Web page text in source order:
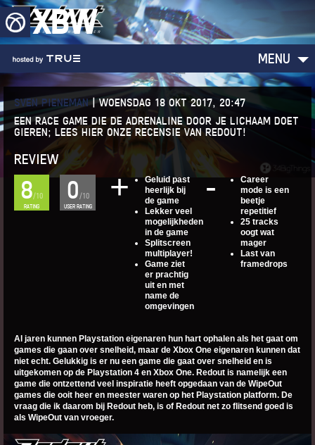
XBW
MENU
SVEN PIENEMAN|WOENSDAG 18 OKT 2017, 20:47
EEN RACE GAME DIE DE ADRENALINE DOOR JE LICHAAM DOET
GIEREN; LEES HIER ONZE RECENSIE VAN REDOUT!
REVIEW
RATING
8/10
USER RATING
0 /10
Geluid past
heerlijk bij
de game
Lekker veel
mogelijkheden
in de game
Splitscreen
multiplayer!
Game ziet
er prachtig
uit en met
name de
omgevingen
Career
mode is een
beetje
repetitief
25 tracks
oogt wat
mager
Last van
framedrops
Al jaren kunnen Playstation eigenaren hun hart ophalen als het gaat om
games die gaan over snelheid, maar de Xbox One eigenaren kunnen dat
niet echt. Gelukkig is er nu een game die gaat over snelheid en is
uitgekomen op de Playstation 4 en Xbox One. Redout is namelijk een
game die ontzettend veel inspiratie heeft opgedaan van de WipeOut
games die ooit heer en meester waren op het Playstation platform. De
vraag die ik daarom bij Redout heb, is of Redout net zo flitsend goed is
als WipeOut van vroeger.